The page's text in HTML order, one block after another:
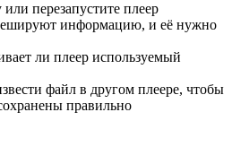
перезапустите плеер
информацию, и её нужно
ли плеер используемый
файл в другом плеере, чтобы
правильно